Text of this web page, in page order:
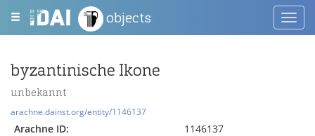
objects
byzantinische Ikone
unbekannt
arachne.dainst.org/entity/1146137
Arachne ID:
1146137